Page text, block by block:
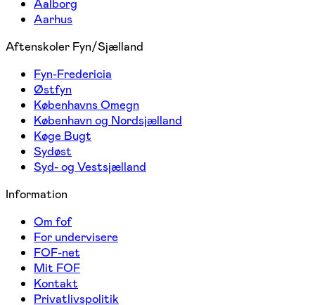
Aalborg
Aarhus
Aftenskoler Fyn/Sjælland
Fyn-Fredericia
Østfyn
Københavns Omegn
København og Nordsjælland
Køge Bugt
Sydøst
Syd- og Vestsjælland
Information
Om fof
For undervisere
FOF-net
Mit FOF
Kontakt
Privatlivspolitik